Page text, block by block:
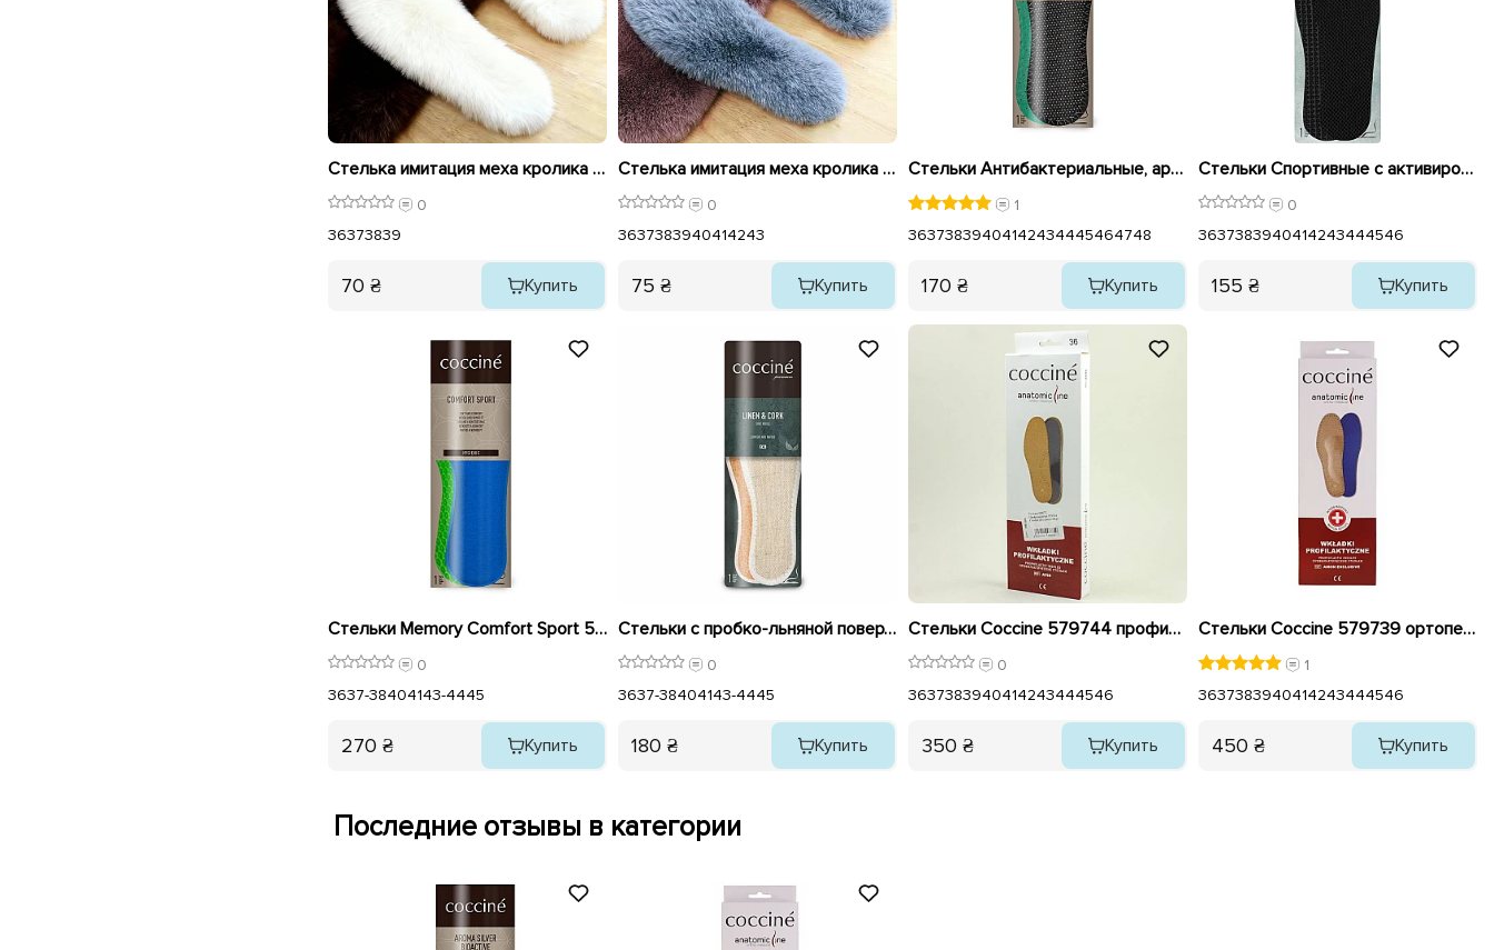
Стелька имитация меха кролика 591285 Белый
0
36373839
70 ₴ Купить
Стелька имитация меха кролика 591264 Серый
0
3637383940414243
75 ₴ Купить
Стельки Антибактериальные, ароматизированные 579742 Coccine
1
36373839404142434445464748
170 ₴ Купить
Стельки Спортивные с активированным углем 579647 Coccine
0
3637383940414243444546
155 ₴ Купить
Стельки Memory Comfort Sport 579740 Coccine
0
3637-38404143-4445
270 ₴ Купить
Стельки с пробко-льняной поверхностью 579741 Coccine
0
3637-38404143-4445
180 ₴ Купить
Стельки Coccine 579744 профилактические
0
3637383940414243444546
350 ₴ Купить
Стельки Coccine 579739 ортопедические кожаные
1
3637383940414243444546
450 ₴ Купить
Последние отзывы в категории